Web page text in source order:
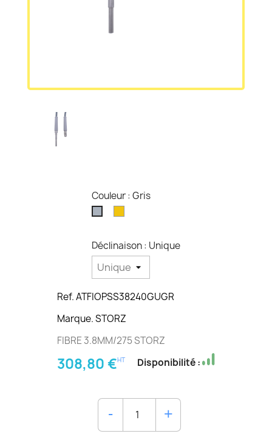
Couleur : Gris
Déclinaison : Unique
Ref. ATFIOPSS38240GUGR
Marque. STORZ
FIBRE 3.8MM/275 STORZ
308,80 €HT Disponibilité :